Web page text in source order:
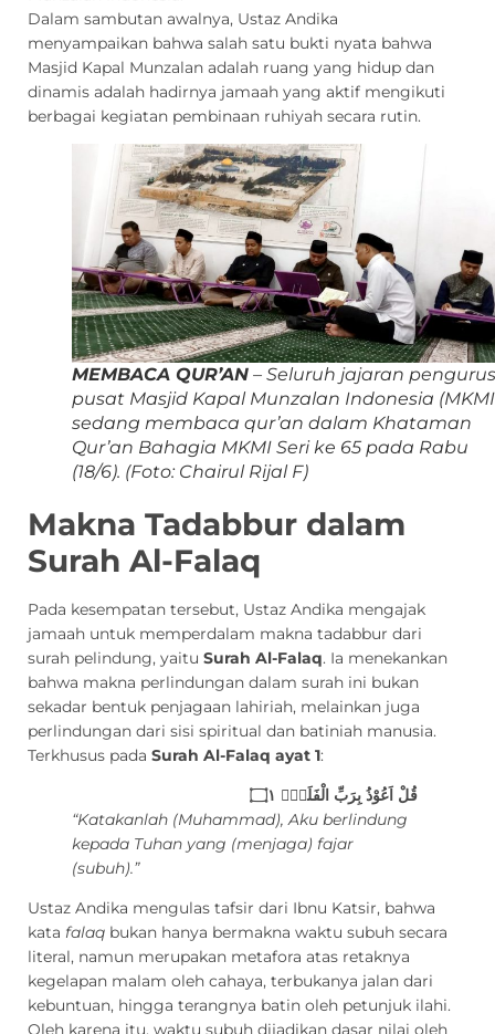
Dalam sambutan awalnya, Ustaz Andika
menyampaikan bahwa salah satu bukti nyata bahwa
Masjid Kapal Munzalan adalah ruang yang hidup dan
dinamis adalah hadirnya jamaah yang aktif mengikuti
berbagai kegiatan pembinaan ruhiyah secara rutin.
MEMBACA QUR’AN – Seluruh jajaran pengurus
pusat Masjid Kapal Munzalan Indonesia
sedang membaca qur’an dalam Khataman
Qur’an Bahagia MKMI Seri ke 65 pada Rabu
(18/6). (Foto: Chairul Rijal F)
Makna Tadabbur dalam
Surah Al-Falaq
Pada kesempatan tersebut, Ustaz Andika mengajak
jamaah untuk memperdalam makna tadabbur dari
surah pelindung, yaitu Surah Al-Falaq. Ia menekankan
bahwa makna perlindungan dalam surah ini bukan
sekadar bentuk penjagaan lahiriah, melainkan juga
perlindungan dari sisi spiritual dan batiniah manusia.
Terkhusus pada Surah Al-Falaq ayat 1:
قُلْ اَعُوْذُ بِرَبِّ الْفَلَقِۙ ۝١
“Katakanlah (Muhammad), Aku berlindung
kepada Tuhan yang (menjaga) fajar
(subuh).”
Ustaz Andika mengulas tafsir dari Ibnu Katsir, bahwa
kata falaq bukan hanya bermakna waktu subuh secara
literal, namun merupakan metafora atas retaknya
kegelapan malam oleh cahaya, terbukanya jalan dari
kebuntuan, hingga terangnya batin oleh petunjuk ilahi.
Oleh karena itu, waktu subuh dijadikan dasar nilai oleh